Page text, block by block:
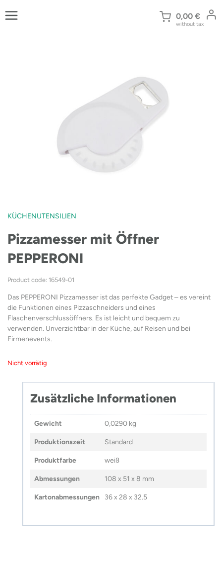
Inhalt
0,00 €
without tax
KÜCHENUTENSILIEN
Pizzamesser mit Öffner
PEPPERONI
Product code: 16549-01
Das PEPPERONI Pizzamesser ist das perfekte Gadget – es vereint
die Funktionen eines Pizzaschneiders und eines
Flaschenverschlussöffners. Es ist leicht und bequem zu
verwenden. Unverzichtbar in der Küche, auf Reisen und bei
Firmenevents.
Nicht vorrätig
Zusätzliche Informationen
Gewicht 0,0290 kg
Produktionszeit Standard
Produktfarbe weiß
Abmessungen 108 x 51 x 8 mm
Kartonabmessungen 36 x 28 x 32.5